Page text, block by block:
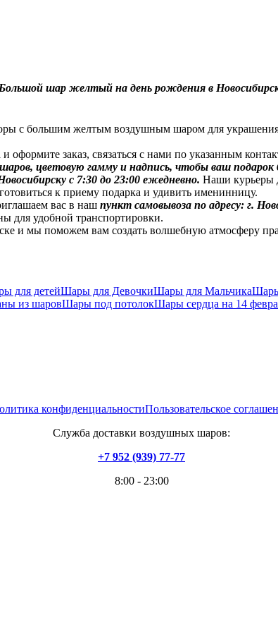
Большой шар желтый на день рождения в
большим желтым воздушным шаром для украшения
заказ, связаться с нами по указанным
цветовую гамму и надпись, чтобы ваш подарок
с 7:30 до 23:00 ежедневно. Наши курьеры
к приему подарка и удивить именинницу.
вас в наш пункт самовывоза по адресу: г.
для удобной транспортировки.
мы поможем вам создать волшебную атмосферу
для детейШары для ДевочкиШары для Мальчика
из шаровШары под потолокШары сердца на 14
конфиденциальностиПользовательское
Служба доставки воздушных шаров:
+7 952 (939) 77-77
8:00 - 23:00